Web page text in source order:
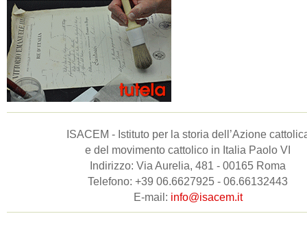
ISACEM - Istituto per la storia dell’Azione
e del movimento cattolico in Italia Paolo VI
Indirizzo: Via Aurelia, 481 - 00165 Roma
Telefono: +39 06.6627925 - 06.66132443
E-mail: info@isacem.it